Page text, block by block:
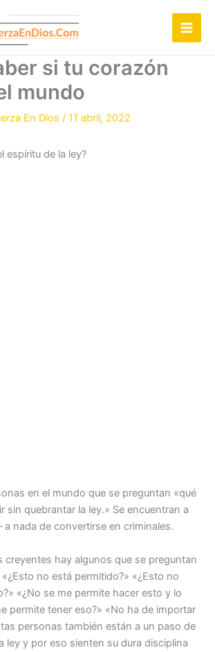
si tu corazón
mundo
En Dios / 11 abril, 2022
espíritu de la ley?
en el mundo que se preguntan «qué
sin quebrantar la ley.» Se encuentran a
a nada de convertirse en criminales.
creyentes hay algunos que se preguntan
no está permitido?» «¿Esto no
«¿No se me permite hacer esto y lo
permite tener eso?» «No ha de importar
personas también están a un paso de
ley y por eso sienten su dura disciplina